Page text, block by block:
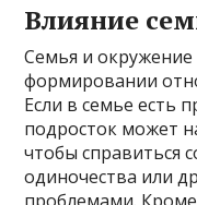
Влияние
Семья и
формировании
Если в семье есть
подросток может
чтобы справиться
одиночества или